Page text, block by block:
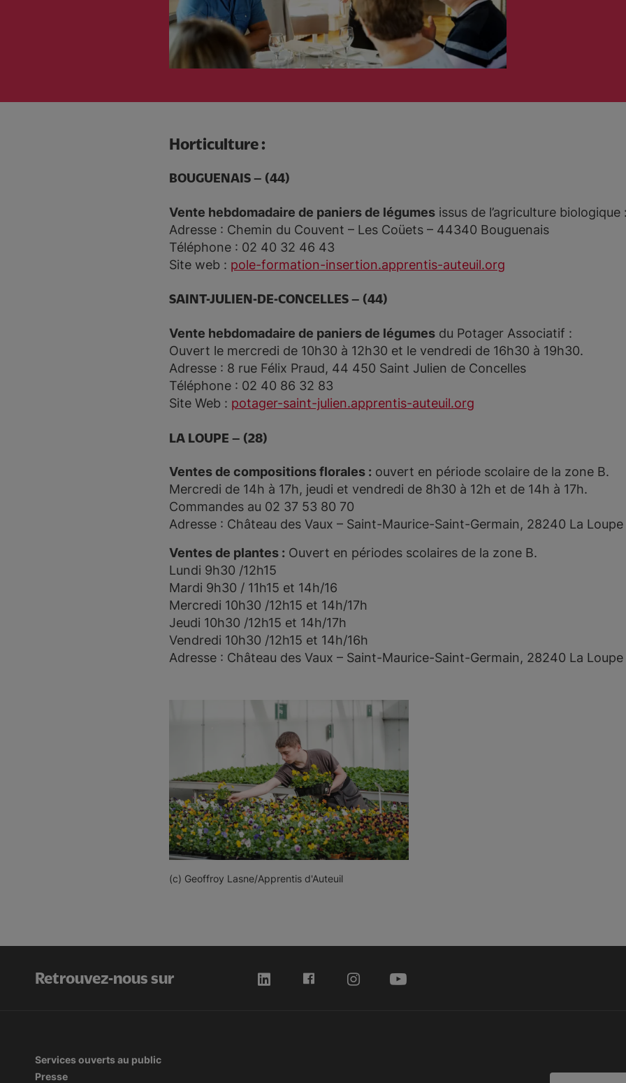
Horticulture :
BOUGUENAIS – (44)
Vente hebdomadaire de paniers de légumes issus de l’agriculture biologique
Adresse : Chemin du Couvent – Les Coüets – 44340 Bouguenais
Téléphone : 02 40 32 46 43
Site web : pole-formation-insertion.apprentis-auteuil.org
SAINT-JULIEN-DE-CONCELLES – (44)
Vente hebdomadaire de paniers de légumes du Potager Associatif :
Ouvert le mercredi de 10h30 à 12h30 et le vendredi de 16h30 à 19h30.
Adresse : 8 rue Félix Praud, 44 450 Saint Julien de Concelles
Téléphone : 02 40 86 32 83
Site Web : potager-saint-julien.apprentis-auteuil.org
LA LOUPE – (28)
Ventes de compositions florales : ouvert en période scolaire de la zone B.
Mercredi de 14h à 17h, jeudi et vendredi de 8h30 à 12h et de 14h à 17h.
Commandes au 02 37 53 80 70
Adresse : Château des Vaux – Saint-Maurice-Saint-Germain, 28240 La Loupe
Ventes de plantes : Ouvert en périodes scolaires de la zone B.
Lundi 9h30 /12h15
Mardi 9h30 / 11h15 et 14h/16
Mercredi 10h30 /12h15 et 14h/17h
Jeudi 10h30 /12h15 et 14h/17h
Vendredi 10h30 /12h15 et 14h/16h
Adresse : Château des Vaux – Saint-Maurice-Saint-Germain, 28240 La Loupe
(c) Geoffroy Lasne/Apprentis d'Auteuil
Retrouvez-nous sur
Services ouverts au public
Presse